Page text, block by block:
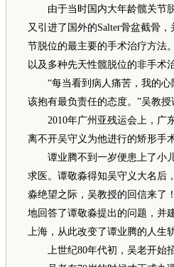
由于当时国内大年龄髋关节脱
又引进了国外的Salter骨盆截骨
节脱位的最主要的手术治疗方法
以及多种先天性髋脱位的非手术
“每当看到病人痛苦，我的心
该抱有最负责任的态度。”吴教授
2010年广州亚残运会上，广东
离不开吴守义为他进行的矫形手术
谭业腾不到一岁便患上了小儿
求医。谭敬淼得知吴守义大名后
淼绝望之际，吴教授的回信来了
地回答了谭敬淼提出的问题，并
上海，从此改变了谭业腾的人生轨
上世纪80年代初，吴老开始招